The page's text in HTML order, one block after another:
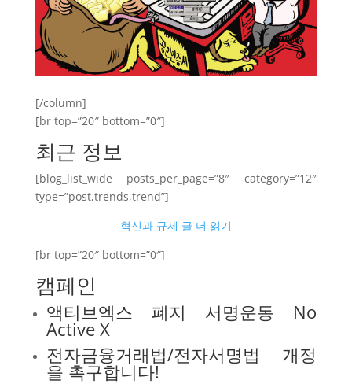
[/column]
[br top=”20″ bottom=”0″]
최근 정보
[blog_list_wide posts_per_page=”8″ category=”12″
type=”post,trends,trend”]
혁신과 규제 글 더 읽기
[br top=”20″ bottom=”0″]
캠페인
액티브엑스 폐지 서명운동 No
Active X
전자금융거래법/전자서명법 개정
을 촉구합니다!